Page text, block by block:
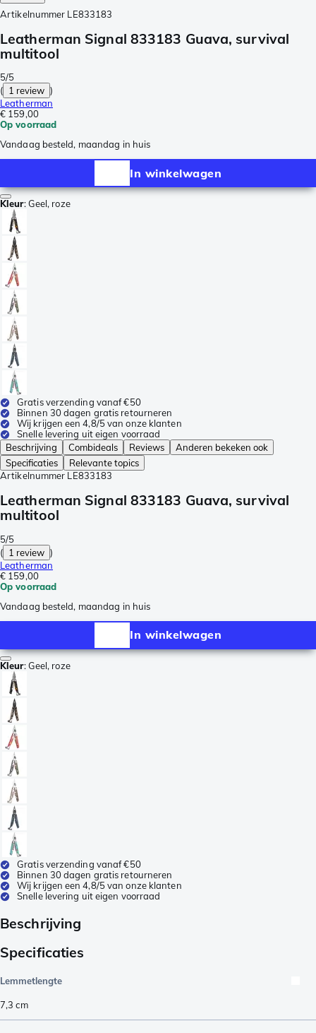
Artikelnummer LE833183
Leatherman Signal 833183 Guava, survival
multitool
5/5
( 1 review )
Leatherman
€ 159,00
Op voorraad
Vandaag besteld, maandag in huis
In winkelwagen
Kleur:Geel, roze
Gratis verzending vanaf €50
Binnen 30 dagen gratis retourneren
Wij krijgen een 4,8/5 van onze klanten
Snelle levering uit eigen voorraad
Beschrijving
Combideals Reviews
Anderen bekeken ook
Specificaties
Relevante topics
Artikelnummer LE833183
Leatherman Signal 833183 Guava, survival
multitool
5/5
( 1 review )
Leatherman
€ 159,00
Op voorraad
Vandaag besteld, maandag in huis
In winkelwagen
Kleur:Geel, roze
Gratis verzending vanaf €50
Binnen 30 dagen gratis retourneren
Wij krijgen een 4,8/5 van onze klanten
Snelle levering uit eigen voorraad
Beschrijving
Specificaties
Lemmetlengte
7,3 cm